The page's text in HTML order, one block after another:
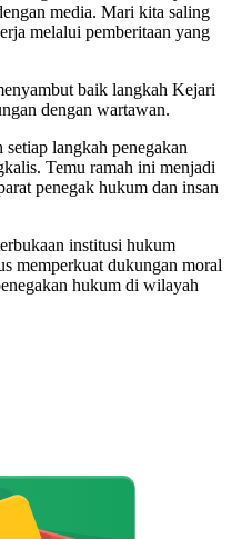
media. Mari kita saling
melalui pemberitaan yang
baik langkah Kejari
dengan wartawan.
langkah penegakan
Temu ramah ini menjadi
penegak hukum dan insan
institusi hukum
memperkuat dukungan moral
hukum di wilayah